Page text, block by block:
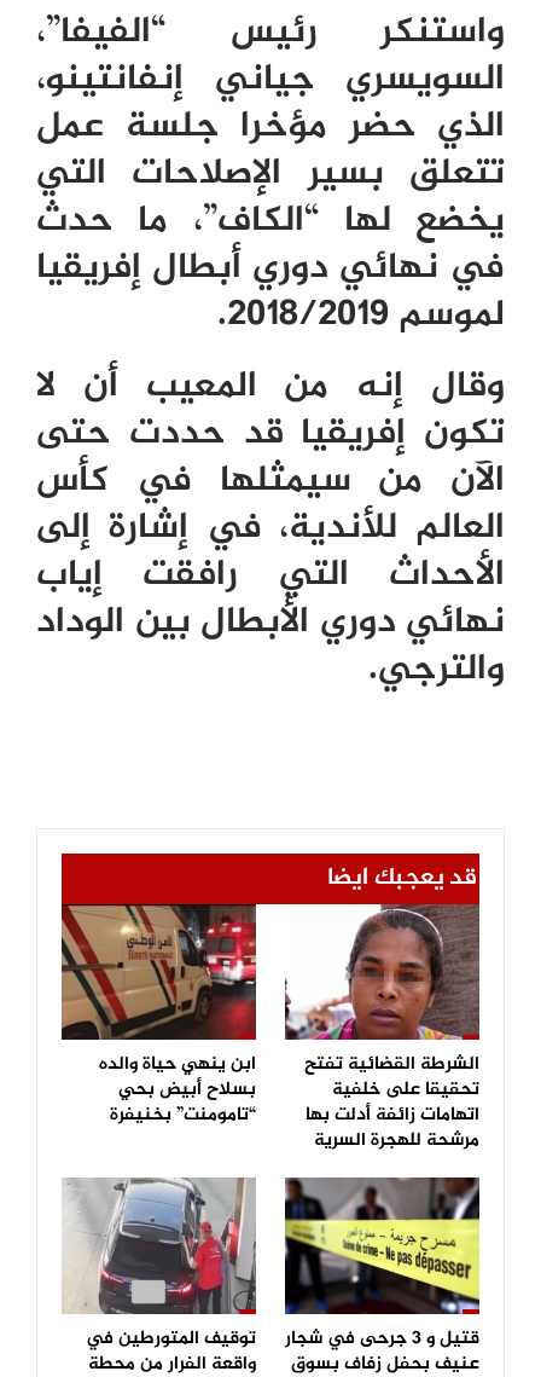
واستنكر رئيس “الفيفا”،
السويسري جياني إنفانتينو،
الذي حضر مؤخرا جلسة عمل
تتعلق بسير الإصلاحات التي
يخضع لها “الكاف”، ما حدث
في نهائي دوري أبطال إفريقيا
لموسم 2018/2019.
وقال إنه من المعيب أن لا
تكون إفريقيا قد حددت حتى
الآن من سيمثلها في كأس
العالم للأندية، في إشارة إلى
الأحداث التي رافقت إياب
نهائي دوري الأبطال بين الوداد
والترجي.
قد يعجبك ايضا
الشرطة القضائية تفتح
تحقيقا على خلفية
اتهامات زائفة أدلت بها
مرشحة للهجرة السرية
ابن ينهي حياة والده
بسلاح أبيض بحي
“تامومنت” بخنيفرة
قتيل و 3 جرحى في شجار
عنيف بحفل زفاف بسوق
توقيف المتورطين في
واقعة الفرار من محطة